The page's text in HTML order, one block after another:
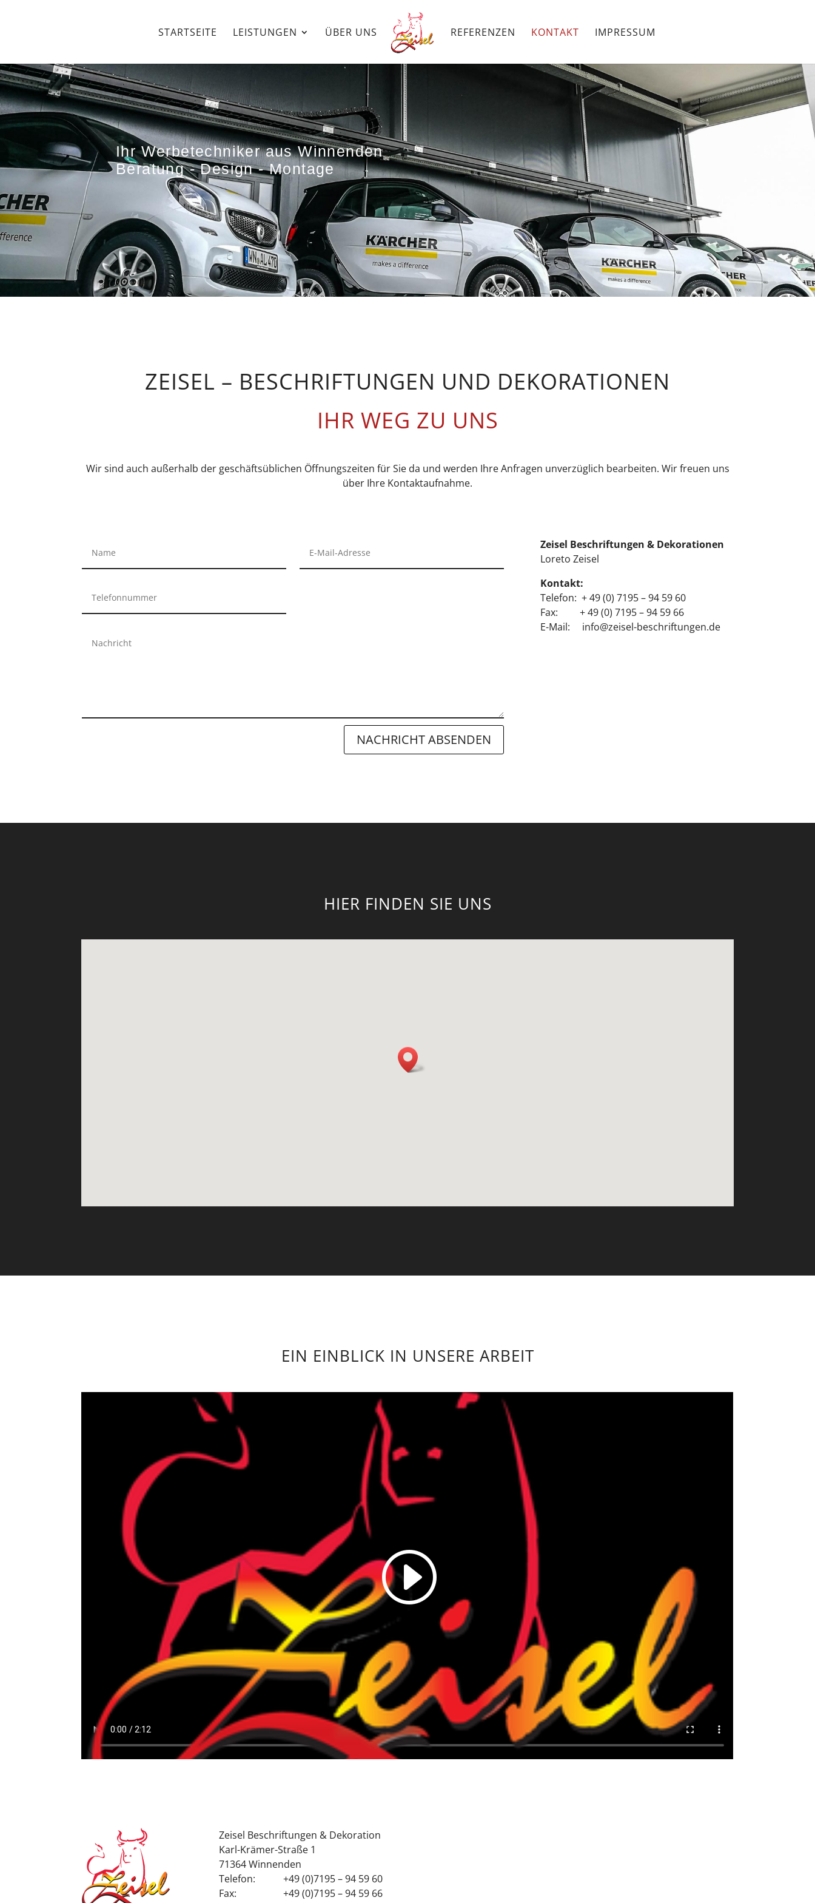
STARTSEITE LEISTUNGEN ÜBER UNS REFERENZEN KONTAKT IMPRESSUM
Ihr Werbetechniker aus Winnenden
Beratung - Design - Montage
ZEISEL – BESCHRIFTUNGEN UND DEKORATIONEN
IHR WEG ZU UNS
Wir sind auch außerhalb der geschäftsüblichen Öffnungszeiten für Sie da und werden Ihre Anfragen unverzüglich bearbeiten. Wir freuen uns
über Ihre Kontaktaufnahme.
NACHRICHT ABSENDEN
Zeisel Beschriftungen & Dekorationen
Loreto Zeisel
Kontakt:
Telefon: + 49 (0) 7195 – 94 59 60
Fax: + 49 (0) 7195 – 94 59 66
E-Mail: info@zeisel-beschriftungen.de
HIER FINDEN SIE UNS
EIN EINBLICK IN UNSERE ARBEIT
Zeisel Beschriftungen & Dekoration
Karl-Krämer-Straße 1
71364 Winnenden
Telefon:
+49 (0)7195 – 94 59 60
Fax:
+49 (0)7195 – 94 59 66